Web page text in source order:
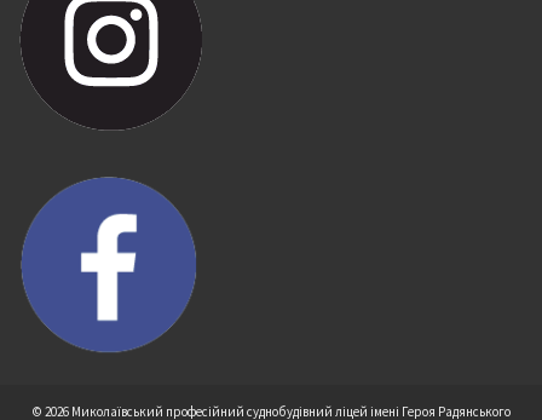
© 2026 Миколаївський професійний суднобудівний ліцей імені Героя Радянського